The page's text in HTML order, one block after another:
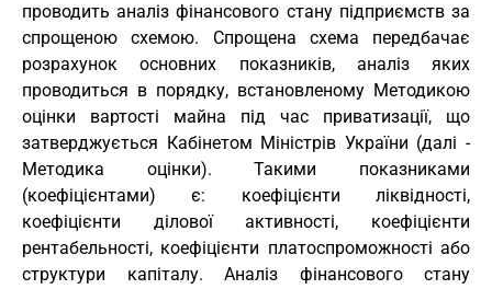
проводить аналіз фінансового стану підприємств за
спрощеною схемою. Спрощена схема передбачає
розрахунок основних показників, аналіз яких
проводиться в порядку, встановленому Методикою
оцінки вартості майна під час приватизації, що
затверджується Кабінетом Міністрів України (далі -
Методика оцінки). Такими показниками
(коефіцієнтами) є: коефіцієнти ліквідності,
коефіцієнти ділової активності, коефіцієнти
рентабельності, коефіцієнти платоспроможності або
структури капіталу. Аналіз фінансового стану